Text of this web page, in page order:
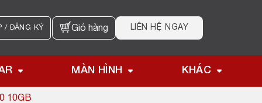
/ ĐĂNG KÝ Giỏ hàng LIÊN HỆ NGAY
MÀN HÌNH KHÁC
10GB